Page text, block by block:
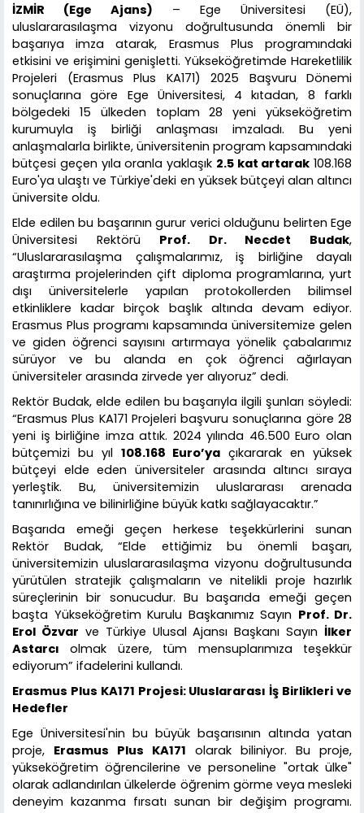
İZMİR (Ege Ajans) – Ege Üniversitesi (EÜ),
uluslararasılaşma vizyonu doğrultusunda önemli bir
başarıya imza atarak, Erasmus Plus programındaki
etkisini ve erişimini genişletti. Yükseköğretimde Hareketlilik
Projeleri (Erasmus Plus KA171) 2025 Başvuru Dönemi
sonuçlarına göre Ege Üniversitesi, 4 kıtadan, 8 farklı
bölgedeki 15 ülkeden toplam 28 yeni yükseköğretim
kurumuyla iş birliği anlaşması imzaladı. Bu yeni
anlaşmalarla birlikte, üniversitenin program kapsamındaki
bütçesi geçen yıla oranla yaklaşık 2.5 kat artarak 108.168
Euro'ya ulaştı ve Türkiye'deki en yüksek bütçeyi alan altıncı
üniversite oldu.
Elde edilen bu başarının gurur verici olduğunu belirten Ege
Üniversitesi Rektörü Prof. Dr. Necdet Budak,
“Uluslararasılaşma çalışmalarımız, iş birliğine dayalı
araştırma projelerinden çift diploma programlarına, yurt
dışı üniversitelerle yapılan protokollerden bilimsel
etkinliklere kadar birçok başlık altında devam ediyor.
Erasmus Plus programı kapsamında üniversitemize gelen
ve giden öğrenci sayısını artırmaya yönelik çabalarımız
sürüyor ve bu alanda en çok öğrenci ağırlayan
üniversiteler arasında zirvede yer alıyoruz” dedi.
Rektör Budak, elde edilen bu başarıyla ilgili şunları söyledi:
“Erasmus Plus KA171 Projeleri başvuru sonuçlarına göre 28
yeni iş birliğine imza attık. 2024 yılında 46.500 Euro olan
bütçemizi bu yıl 108.168 Euro’ya çıkararak en yüksek
bütçeyi elde eden üniversiteler arasında altıncı sıraya
yerleştik. Bu, üniversitemizin uluslararası arenada
tanınırlığına ve bilinirliğine büyük katkı sağlayacaktır.”
Başarıda emeği geçen herkese teşekkürlerini sunan
Rektör Budak, “Elde ettiğimiz bu önemli başarı,
üniversitemizin uluslararasılaşma vizyonu doğrultusunda
yürütülen stratejik çalışmaların ve nitelikli proje hazırlık
süreçlerinin bir sonucudur. Bu başarıda emeği geçen
başta Yükseköğretim Kurulu Başkanımız Sayın Prof. Dr.
Erol Özvar ve Türkiye Ulusal Ajansı Başkanı Sayın İlker
Astarcı olmak üzere, tüm mensuplarımıza teşekkür
ediyorum” ifadelerini kullandı.
Erasmus Plus KA171 Projesi: Uluslararası İş Birlikleri ve
Hedefler
Ege Üniversitesi'nin bu büyük başarısının altında yatan
proje, Erasmus Plus KA171 olarak biliniyor. Bu proje,
yükseköğretim öğrencilerine ve personeline "ortak ülke"
olarak adlandırılan ülkelerde öğrenim görme veya mesleki
deneyim kazanma fırsatı sunan bir değişim programı.